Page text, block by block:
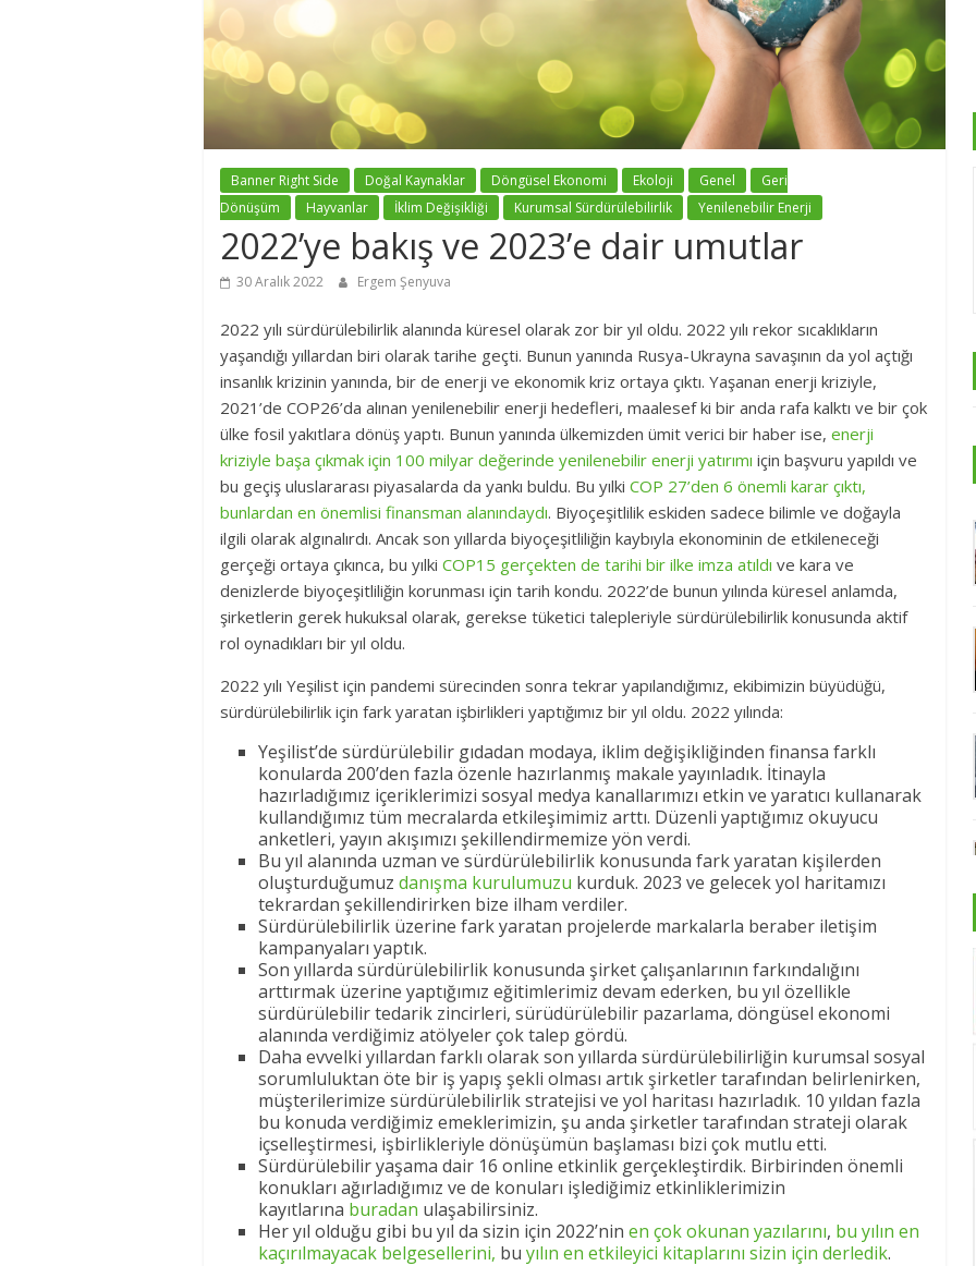
Banner Right Side Doğal Kaynaklar Döngüsel Ekonomi Ekoloji Genel
Geri
Dönüşüm
Hayvanlar İklim Değişikliği Kurumsal Sürdürülebilirlik Yenilenebilir Enerji
2022’ye bakış ve 2023’e dair umutlar
30 Aralık 2022 Ergem Şenyuva
2022 yılı sürdürülebilirlik alanında küresel olarak zor bir yıl oldu. 2022 yılı rekor sıcaklıkların
yaşandığı yıllardan biri olarak tarihe geçti. Bunun yanında Rusya-Ukrayna savaşının da yol açtığı
insanlık krizinin yanında, bir de enerji ve ekonomik kriz ortaya çıktı. Yaşanan enerji kriziyle,
2021’de COP26’da alınan yenilenebilir enerji hedefleri, maalesef ki bir anda rafa kalktı ve bir çok
ülke fosil yakıtlara dönüş yaptı. Bunun yanında ülkemizden ümit verici bir haber ise, enerji
kriziyle başa çıkmak için 100 milyar değerinde yenilenebilir enerji yatırımı için başvuru yapıldı ve
bu geçiş uluslararası piyasalarda da yankı buldu. Bu yılki COP 27’den 6 önemli karar çıktı,
bunlardan en önemlisi finansman alanındaydı. Biyoçeşitlilik eskiden sadece bilimle ve doğayla
ilgili olarak algınalırdı. Ancak son yıllarda biyoçeşitliliğin kaybıyla ekonominin de etkileneceği
gerçeği ortaya çıkınca, bu yılki COP15 gerçekten de tarihi bir ilke imza atıldı ve kara ve
denizlerde biyoçeşitliliğin korunması için tarih kondu. 2022’de bunun yılında küresel anlamda,
şirketlerin gerek hukuksal olarak, gerekse tüketici talepleriyle sürdürülebilirlik konusunda aktif
rol oynadıkları bir yıl oldu.
2022 yılı Yeşilist için pandemi sürecinden sonra tekrar yapılandığımız, ekibimizin büyüdüğü,
sürdürülebilirlik için fark yaratan işbirlikleri yaptığımız bir yıl oldu. 2022 yılında:
Yeşilist’de sürdürülebilir gıdadan modaya, iklim değişikliğinden finansa farklı
konularda 200’den fazla özenle hazırlanmış makale yayınladık. İtinayla
hazırladığımız içeriklerimizi sosyal medya kanallarımızı etkin ve yaratıcı kullanarak
kullandığımız tüm mecralarda etkileşimimiz arttı. Düzenli yaptığımız okuyucu
anketleri, yayın akışımızı şekillendirmemize yön verdi.
Bu yıl alanında uzman ve sürdürülebilirlik konusunda fark yaratan kişilerden
oluşturduğumuz danışma kurulumuzu kurduk. 2023 ve gelecek yol haritamızı
tekrardan şekillendirirken bize ilham verdiler.
Sürdürülebilirlik üzerine fark yaratan projelerde markalarla beraber iletişim
kampanyaları yaptık.
Son yıllarda sürdürülebilirlik konusunda şirket çalışanlarının farkındalığını
arttırmak üzerine yaptığımız eğitimlerimiz devam ederken, bu yıl özellikle
sürdürülebilir tedarik zincirleri, sürüdürülebilir pazarlama, döngüsel ekonomi
alanında verdiğimiz atölyeler çok talep gördü.
Daha evvelki yıllardan farklı olarak son yıllarda sürdürülebilirliğin kurumsal sosyal
sorumluluktan öte bir iş yapış şekli olması artık şirketler tarafından belirlenirken,
müşterilerimize sürdürülebilirlik stratejisi ve yol haritası hazırladık. 10 yıldan fazla
bu konuda verdiğimiz emeklerimizin, şu anda şirketler tarafından strateji olarak
içselleştirmesi, işbirlikleriyle dönüşümün başlaması bizi çok mutlu etti.
Sürdürülebilir yaşama dair 16 online etkinlik gerçekleştirdik. Birbirinden önemli
konukları ağırladığımız ve de konuları işlediğimiz etkinliklerimizin
kayıtlarına buradan ulaşabilirsiniz.
Her yıl olduğu gibi bu yıl da sizin için 2022’nin en çok okunan yazılarını, bu yılın en
kaçırılmayacak belgesellerini, bu yılın en etkileyici kitaplarını sizin için derledik.